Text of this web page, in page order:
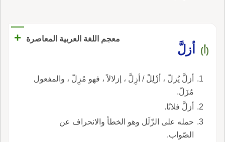
معجم اللغة العربية المعاصرة +
(أ) أزلَّ
أزلَّ يُزلّ ، أزْلِلْ / أزِلَّ ، إزلالاً ، فهو مُزِلّ ، والمفعول
مُزَلّ.
أزلَّ فلانًا.
حمله على الزّلَل وهو الخطأ والانحراف عن
الصّواب.